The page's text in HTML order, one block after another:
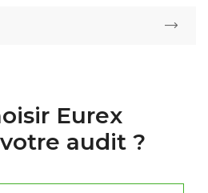
Eurex
audit ?